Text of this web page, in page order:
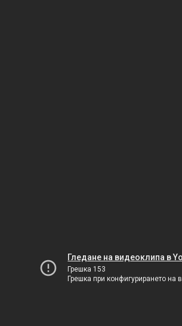
Гледане на видеоклипа в
Грешка 153
Грешка при конфигурирането на